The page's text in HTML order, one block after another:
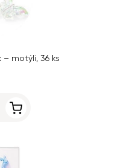
motýli, 36 ks